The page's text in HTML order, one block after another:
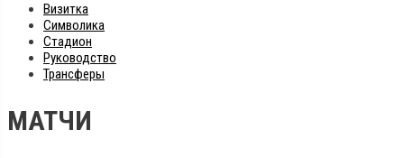
Визитка
Символика
Стадион
Руководство
Трансферы
МАТЧИ